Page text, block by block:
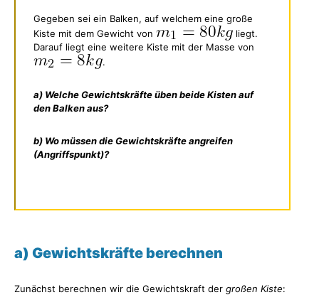
Gegeben sei ein Balken, auf welchem eine große
Kiste mit dem Gewicht von
liegt.
Darauf liegt eine weitere Kiste mit der Masse von
.
a) Welche Gewichtskräfte üben beide Kisten auf
den Balken aus?
b) Wo müssen die Gewichtskräfte angreifen
(Angriffspunkt)?
a) Gewichtskräfte berechnen
Zunächst berechnen wir die Gewichtskraft der großen Kiste: